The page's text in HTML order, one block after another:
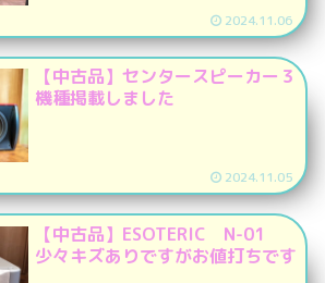
2024.11.06
【中古品】センタースピーカー３
機種掲載しました
2024.11.05
【中古品】ESOTERIC N-01
少々キズありですがお値打ちです